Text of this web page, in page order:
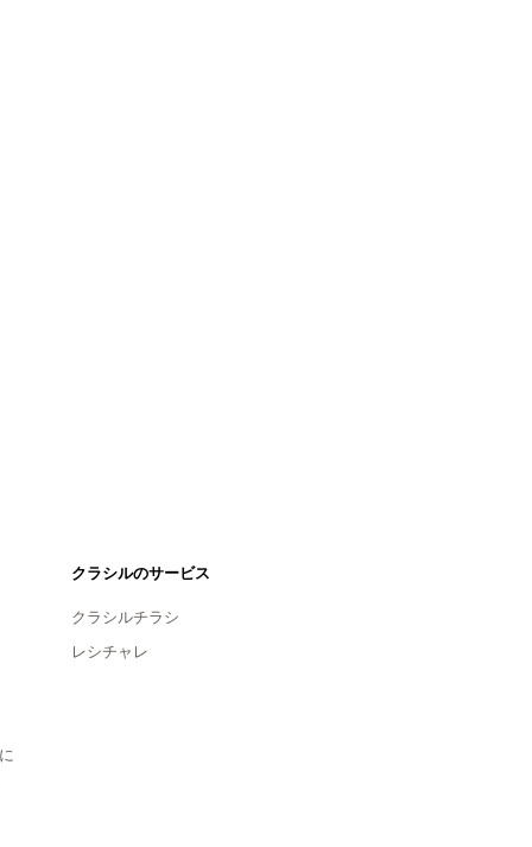
クラシルのサービス
クラシルチラシ
レシチャレ